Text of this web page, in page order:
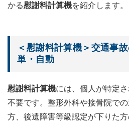
かる慰謝料計算機を紹介します。
＜慰謝料計算機＞交通事
単・自動
慰謝料計算機には、個人が特定
不要です。整形外科や接骨院で
方、後遺障害等級認定が下りた